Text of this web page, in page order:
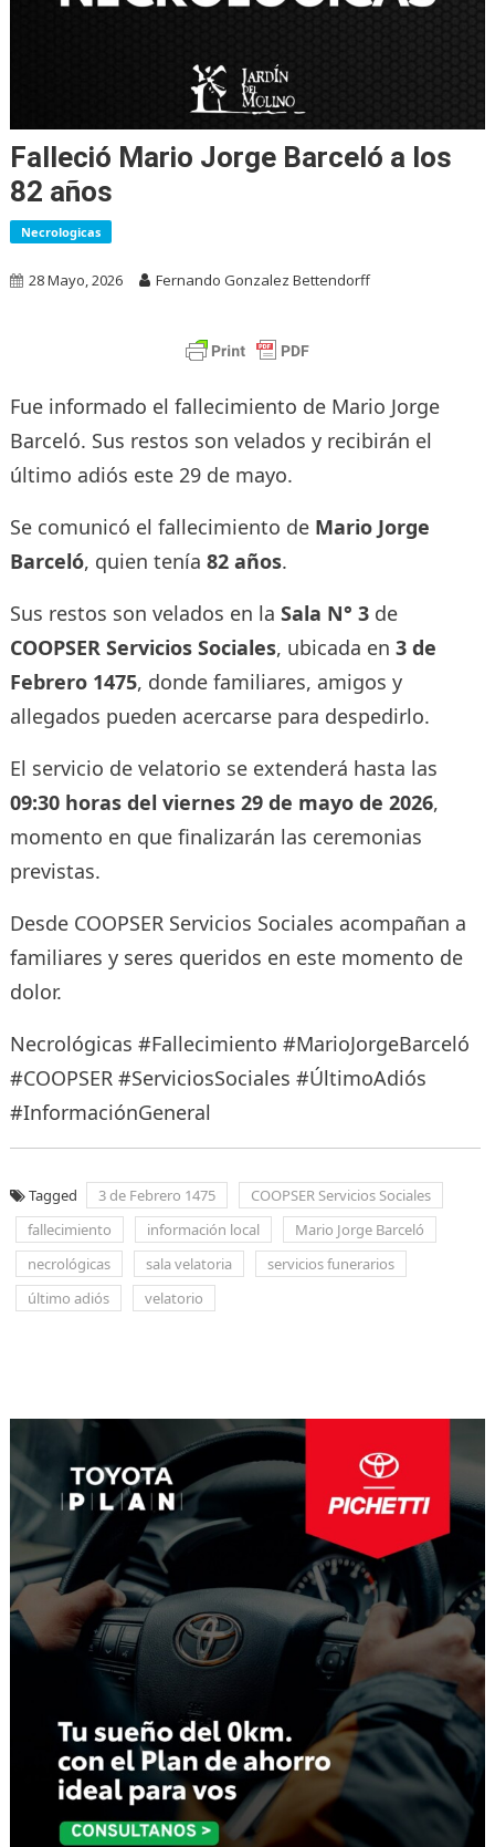
Falleció Mario Jorge Barceló a los
82 años
Necrologicas
28 Mayo, 2026 Fernando Gonzalez Bettendorff
Fue informado el fallecimiento de Mario Jorge
Barceló. Sus restos son velados y recibirán el
último adiós este 29 de mayo.
Se comunicó el fallecimiento de Mario Jorge
Barceló, quien tenía 82 años.
Sus restos son velados en la Sala N° 3de
COOPSER Servicios Sociales, ubicada en 3 de
Febrero 1475, donde familiares, amigos y
allegados pueden acercarse para despedirlo.
El servicio de velatorio se extenderá hasta las
09:30 horas del viernes 29 de mayo de 2026,
momento en que finalizarán las ceremonias
previstas.
Desde COOPSER Servicios Sociales acompañan a
familiares y seres queridos en este momento de
dolor.
Necrológicas #Fallecimiento #MarioJorgeBarceló
#COOPSER #ServiciosSociales #ÚltimoAdiós
#InformaciónGeneral
Tagged 3 de Febrero 1475
COOPSER Servicios Sociales
fallecimiento
información local
Mario Jorge Barceló
necrológicas
sala velatoria
servicios funerarios
último adiós
velatorio
entradas